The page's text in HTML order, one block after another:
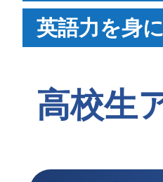
英語力を身
高校生